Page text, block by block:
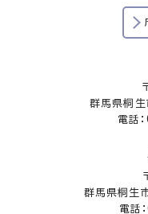
群馬県桐
電話
群馬県桐生
電話